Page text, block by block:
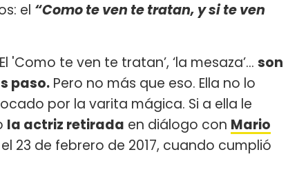
el “Como te ven te tratan, y si te ven
te ven te tratan’, ‘la mesaza’… son
paso. Pero no más que eso. Ella no lo
por la varita mágica. Si a ella le
la actriz retirada en diálogo con Mario
23 de febrero de 2017, cuando cumplió